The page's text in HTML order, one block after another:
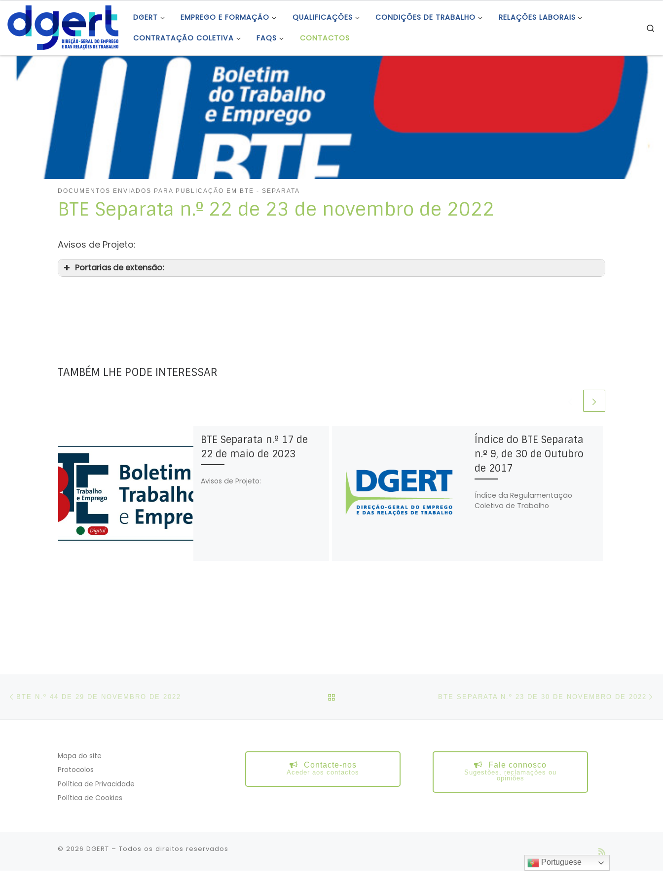
Skip to content DGERT EMPREGO E FORMAÇÃO QUALIFICAÇÕES CONDIÇÕES DE TRABALHO RELAÇÕES LABORAIS
CONTRATAÇÃO COLETIVA FAQS CONTACTOS
DOCUMENTOS ENVIADOS PARA PUBLICAÇÃO EM BTE - SEPARATA
BTE Separata n.º 22 de 23 de novembro de 2022
Avisos de Projeto:
Portarias de extensão:
TAMBÉM LHE PODE INTERESSAR
BTE Separata n.º 17 de
22 de maio de 2023
Avisos de Projeto:
Índice do BTE Separata
n.º 9, de 30 de Outubro
de 2017
Índice da Regulamentação
Coletiva de Trabalho
Post navigation
BTE N.º 44 DE 29 DE NOVEMBRO DE 2022 VOLTAR À LISTA DE ARTIGOSBTE SEPARATA N.º 23 DE 30 DE NOVEMBRO DE 2022
Mapa do site
Protocolos
Política de Privacidade
Política de Cookies
Contacte-nos
Aceder aos contactos
Fale connosco
Sugestões, reclamações ou
opiniões
© 2026 DGERT – Todos os direitos reservados
Portuguese